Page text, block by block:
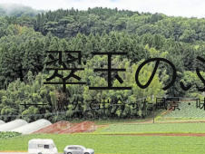
翠玉の
旅先で出会った風景・